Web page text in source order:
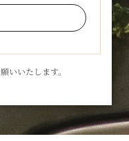
いいたします。